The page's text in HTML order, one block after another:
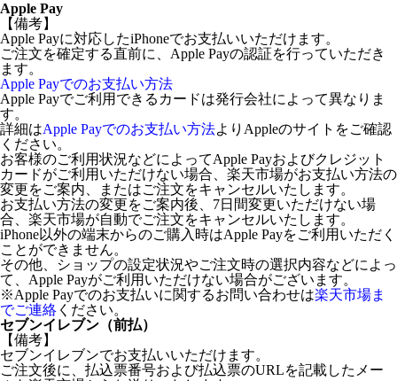
Apple Pay
【備考】
Apple Payに対応したiPhoneでお支払いいただけます。
ご注文を確定する直前に、Apple Payの認証を行っていただき
ます。
Apple Payでのお支払い方法
Apple Payでご利用できるカードは発行会社によって異なりま
す。
詳細はApple Payでのお支払い方法よりAppleのサイトをご確認
ください。
お客様のご利用状況などによってApple Payおよびクレジット
カードがご利用いただけない場合、楽天市場がお支払い方法の
変更をご案内、またはご注文をキャンセルいたします。
お支払い方法の変更をご案内後、7日間変更いただけない場
合、楽天市場が自動でご注文をキャンセルいたします。
iPhone以外の端末からのご購入時はApple Payをご利用いただく
ことができません。
その他、ショップの設定状況やご注文時の選択内容などによっ
て、Apple Payがご利用いただけない場合がございます。
※Apple Payでのお支払いに関するお問い合わせは楽天市場ま
でご連絡 ください。
セブンイレブン（前払）
【備考】
セブンイレブンでお支払いいただけます。
ご注文後に、払込票番号および払込票のURLを記載したメー